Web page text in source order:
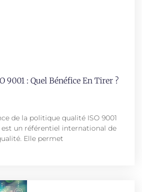
9001 : Quel Bénéfice En Tirer ?
de la politique qualité ISO 9001
est un référentiel international de
Elle permet